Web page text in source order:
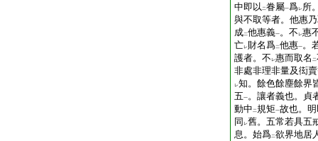
中即以 二眷屬一爲レ所
與不取等者。他惠
成二他惠義一。不 レ惠
亡レ財名爲二他惠一。
護者。不 レ惠而取名 二
非處非理非量及衒
レ知。餘色餘塵餘界
五一。讓者義也。貞
動中 二規矩一故也。
同 レ舊。五常若具五
息。始爲二欲界地居